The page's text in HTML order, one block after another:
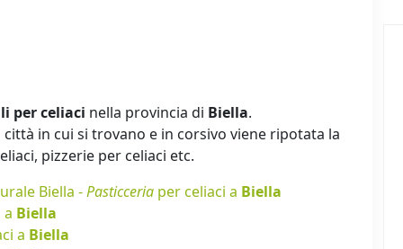
per celiaci nella provincia di Biella.
in cui si trovano e in corsivo viene ripotata la
pizzerie per celiaci etc.
Biella -Pasticceria per celiaci a Biella
Biella
a Biella